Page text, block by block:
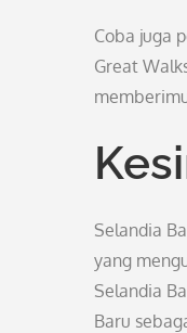
Coba juga
Great
Selandia
yang
Selandia
Baru